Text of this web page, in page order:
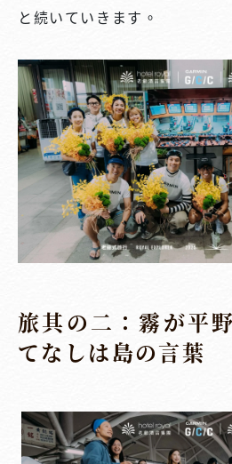
と続いていきます。
旅其の二：霧が平
てなしは島の言葉